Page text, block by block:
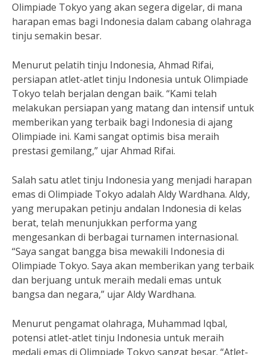
Olimpiade Tokyo yang akan segera digelar, di mana
harapan emas bagi Indonesia dalam cabang olahraga
tinju semakin besar.
Menurut pelatih tinju Indonesia, Ahmad Rifai,
persiapan atlet-atlet tinju Indonesia untuk Olimpiade
Tokyo telah berjalan dengan baik. “Kami telah
melakukan persiapan yang matang dan intensif untuk
memberikan yang terbaik bagi Indonesia di ajang
Olimpiade ini. Kami sangat optimis bisa meraih
prestasi gemilang,” ujar Ahmad Rifai.
Salah satu atlet tinju Indonesia yang menjadi harapan
emas di Olimpiade Tokyo adalah Aldy Wardhana. Aldy,
yang merupakan petinju andalan Indonesia di kelas
berat, telah menunjukkan performa yang
mengesankan di berbagai turnamen internasional.
“Saya sangat bangga bisa mewakili Indonesia di
Olimpiade Tokyo. Saya akan memberikan yang terbaik
dan berjuang untuk meraih medali emas untuk
bangsa dan negara,” ujar Aldy Wardhana.
Menurut pengamat olahraga, Muhammad Iqbal,
potensi atlet-atlet tinju Indonesia untuk meraih
medali emas di Olimpiade Tokyo sangat besar. “Atlet-